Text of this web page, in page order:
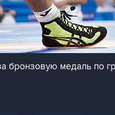
бронзовую медаль по